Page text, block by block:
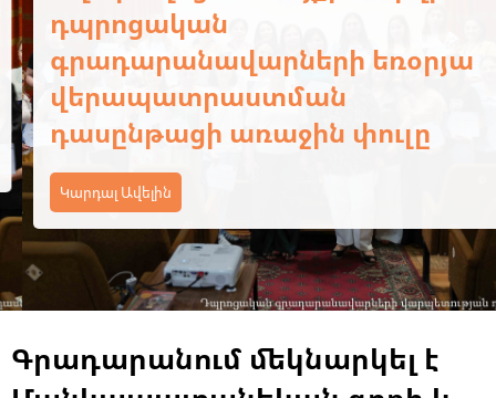
դպրոցական
գրադարանավարների եռօրյա
վերապատրաստման
դասընթացի առաջին փուլը
Կարդալ Ավելին
Գրադարանում մեկնարկել է